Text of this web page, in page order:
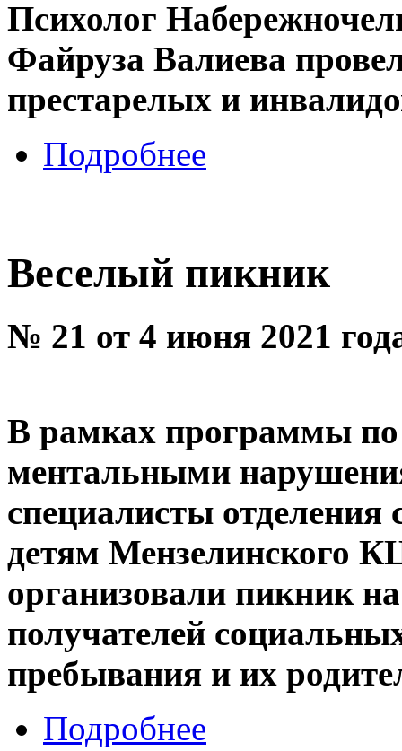
Психолог
Файруза Валиева
престарелых и
Подробнее
Веселый пикник
№ 21 от 4 июня 2021
В рамках программы по
ментальными
специалисты
детям Мензелинского
организовали пикник
получателей
пребывания и их
Подробнее